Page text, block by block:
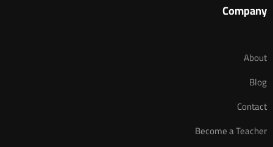
Company
About
Blog
Contact
Become a Teacher